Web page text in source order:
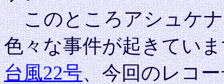
このところアシュケナ
色々な事件が起きてい
台風22号、今回のレコ